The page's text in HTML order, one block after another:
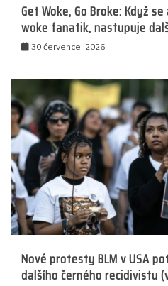
Get Woke, Go Broke: Když
woke fanatik, nastupuje
30 července, 2026
Nové protesty BLM v USA
dalšího černého recidivistu